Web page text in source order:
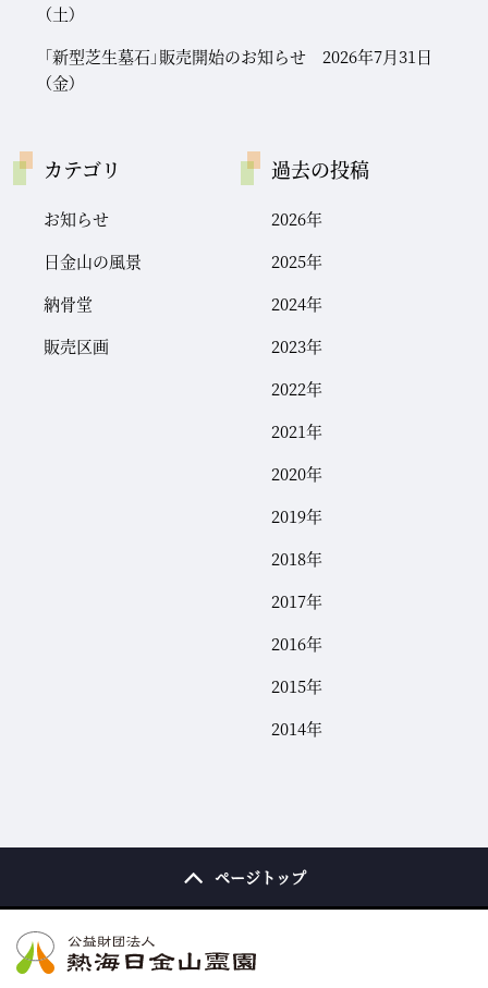
（土）
「新型芝生墓石」販売開始のお知らせ 2026年7月31日
（金）
カテゴリ
お知らせ
日金山の風景
納骨堂
販売区画
過去の投稿
2026年
2025年
2024年
2023年
2022年
2021年
2020年
2019年
2018年
2017年
2016年
2015年
2014年
ページトップ